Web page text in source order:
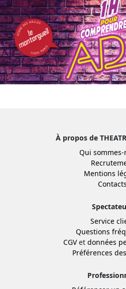
À propos de
Qui sommes-
Mentions
Contacts
Service
Questions
CGVet données
Préférences